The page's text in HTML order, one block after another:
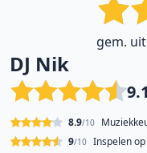
gem.
DJ Nik
8.9/10
Inspelen
9/10